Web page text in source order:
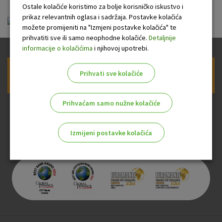
FID-OTP_Dobrodošlica 15.11.2025.pdf
Prijava na newsletter OTP banke
Ostale kolačiće koristimo za bolje korisničko iskustvo i
prikaz relevantnih oglasa i sadržaja. Postavke kolačića
možete promijeniti na "Izmjeni postavke kolačića" te
prihvatiti sve ili samo neophodne kolačiće. Detaljnije
informacije o kolačićima i njihovoj upotrebi.
Prihvati sve kolačiće
Prihvaćam samo nužne kolačiće
Izmijeni postavke kolačića